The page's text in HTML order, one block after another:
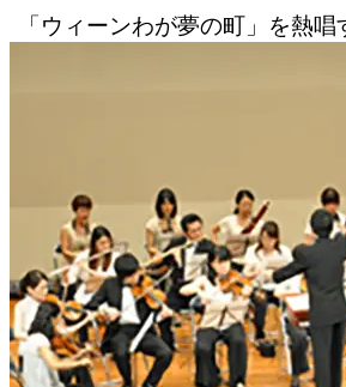
「ウィーンわが夢の町」を熱